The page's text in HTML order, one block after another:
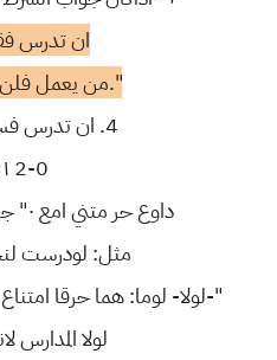
ان تدرس
".من يعمل
4. ان تدرس فسوف تنجع د
2-0 ١ 3 ا
داوع حر متني امع ٠" جييي و تاجف ماع44
مثل: لودرست
"-لولا- لوما: هما حرقا
لولا المدارس